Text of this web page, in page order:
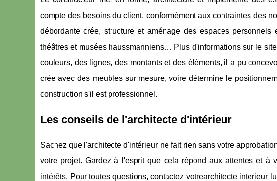
compte des besoins du client, conformément aux contraintes des
débordante crée, structure et aménage des espaces
théâtres et musées haussmanniens… Plus d'informations sur le site
couleurs, des lignes, des montants et des éléments, il a pu
crée avec des meubles sur mesure, voire détermine le
construction s'il est professionnel.
Les conseils de l'architecte d'intérieur
Sachez que l'architecte d'intérieur ne fait rien sans votre
votre projet. Gardez à l'esprit que cela répond aux attentes et à
intérêts. Pour toutes questions, contactez votrearchitecte interieur